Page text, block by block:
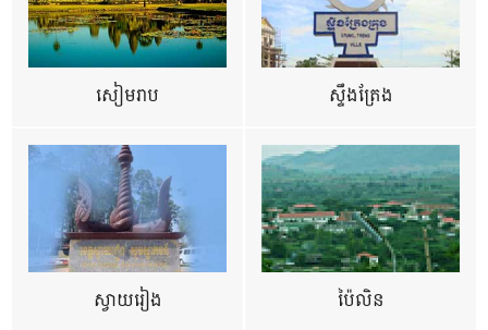
សៀមរាប ស្ទឹងត្រែង
ស្វាយរៀង ប៉ៃលិន